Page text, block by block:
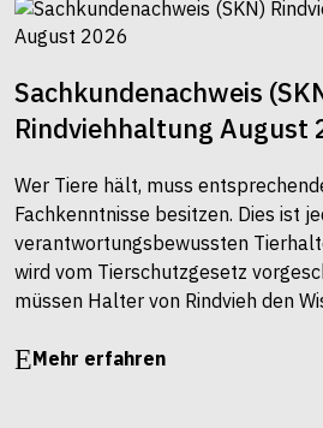
Sachkundenachweis
Rindviehhaltung August
Wer Tiere hält, muss
Fachkenntnisse besitzen. Dies ist
verantwortungsbewussten
wird vom Tierschutzgesetz
müssen Halter von Rindvieh den
Mehr erfahren